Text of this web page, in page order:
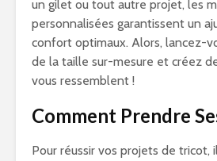
un gilet ou tout autre projet, les
personnalisées garantissent un
confort optimaux. Alors, lancez-
de la taille sur-mesure et créez
vous ressemblent !
Comment Prendre
Pour réussir vos projets de tricot,